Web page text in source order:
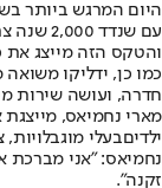
היום המרגש ביותר
עם שנדד
והטקס הזה מייצג את
כמו כן, ידליקו
חדרה, ועושה שירות
מארי נחמיאס,
ילדיםבעלי
נחמיאס: ״אני מברכת
זקנה״.